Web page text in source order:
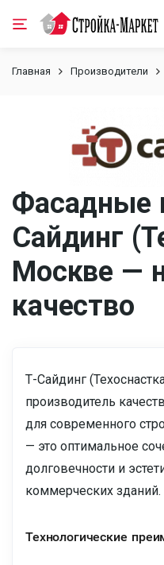
Главная Производители
Фасадные
Сайдинг
Москве —
качество
Т-Сайдинг
производитель
для современного
— это оптимальное
долговечности и
коммерческих зданий.
Технологические